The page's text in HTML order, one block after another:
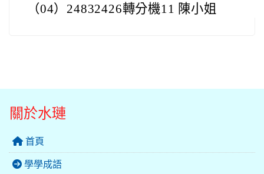
（04）24832426轉分機11 陳小姐
關於水璉
首頁
學學成語